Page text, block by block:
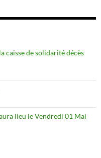
caisse de solidarité décès
lieu le Vendredi 01 Mai